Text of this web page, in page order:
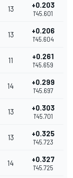
13 +0.203
1'45.601
13 +0.206
1'45.604
11 +0.261
1'45.659
14 +0.299
1'45.697
13 +0.303
1'45.701
13 +0.325
1'45.723
14 +0.327
1'45.725